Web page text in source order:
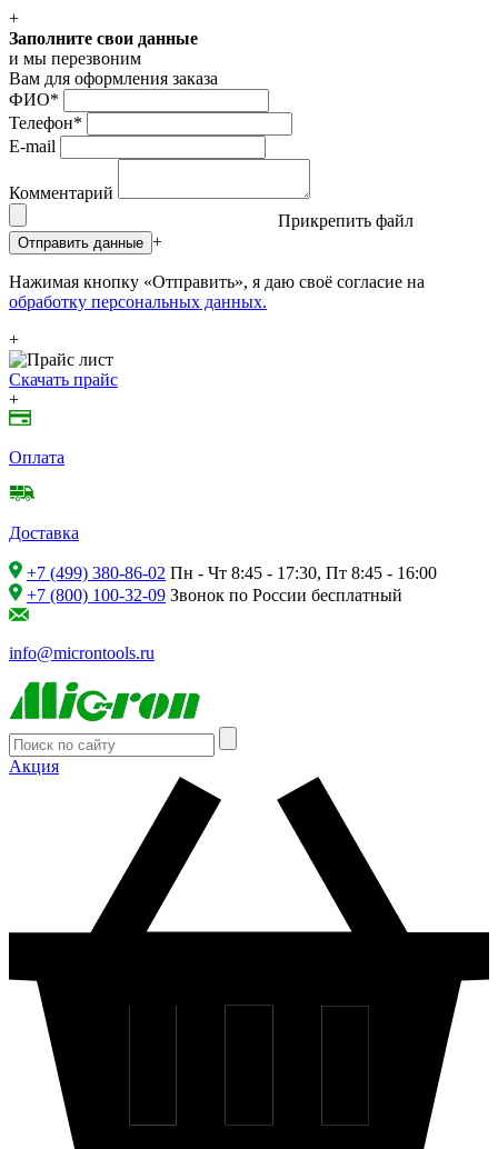
+
Заполните свои данные
и мы перезвоним
Вам для оформления заказа
ФИО*
Телефон*
E-mail
Комментарий
Прикрепить файл
Отправить данные +
Нажимая кнопку «Отправить», я даю своё согласие на
обработку персональных данных.
+
Скачать прайс
+
Оплата
Доставка
+7 (499) 380-86-02 Пн - Чт 8:45 - 17:30, Пт 8:45 - 16:00
+7 (800) 100-32-09 Звонок по России бесплатный
info@microntools.ru
Акция